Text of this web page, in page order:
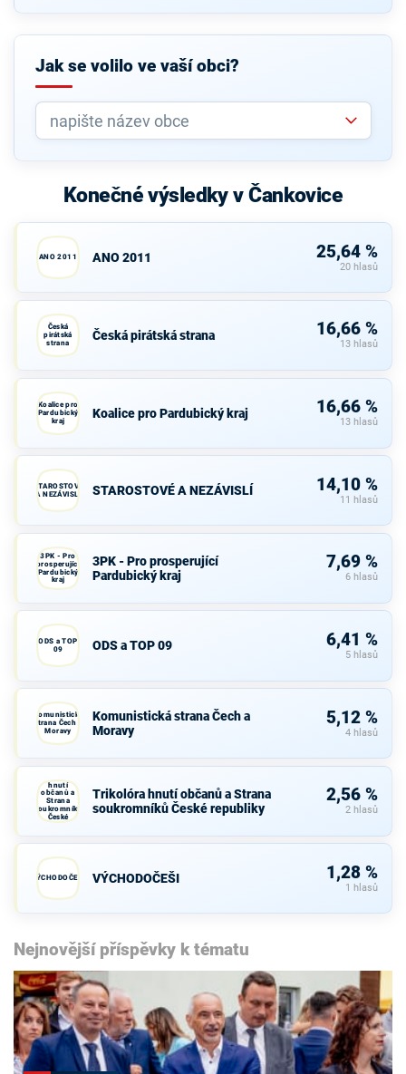
Jak se volilo ve vaší obci?
Konečné výsledky v Čankovice
ANO 2011 ANO 2011 25,64 %
20 hlasů
Česká
pirátská
strana
Česká pirátská strana 16,66 %
13 hlasů
Koalice pro
Pardubický
kraj
Koalice pro Pardubický kraj 16,66 %
13 hlasů
STAROSTOVÉ
A NEZÁVISLÍ
STAROSTOVÉ A NEZÁVISLÍ 14,10 %
11 hlasů
3PK - Pro
prosperující
Pardubický
kraj
3PK - Pro prosperující
Pardubický kraj
7,69 %
6 hlasů
ODS a TOP
09
ODS a TOP 09 6,41 %
5 hlasů
Komunistická
strana Čech a
Moravy
Komunistická strana Čech a
Moravy
5,12 %
4 hlasů
hnutí
občanů a
Strana
soukromníků
České
republiky
Trikolóra hnutí občanů a Strana
soukromníků České republiky
2,56 %
2 hlasů
VÝCHODOČEŠI VÝCHODOČEŠI 1,28 %
1 hlasů
Nejnovější příspěvky k tématu